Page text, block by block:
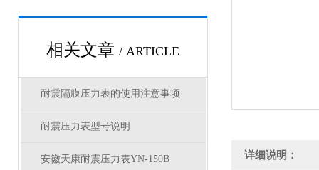
相关文章 / ARTICLE
耐震隔膜压力表的使用注意事项
耐震压力表型号说明
安徽天康耐震压力表YN-150B 详细说明：